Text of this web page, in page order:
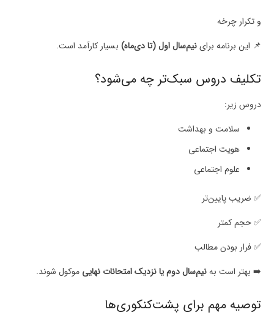
و تکرار چرخه
📌 این برنامه براینیم‌سال اول (تا دی‌ماه) بسیار کارآمد است.
تکلیف دروس سبک‌تر چه می‌شود؟
دروس زیر:
سلامت و بهداشت
هویت اجتماعی
علوم اجتماعی
✅ ضریب پایین‌تر
✅ حجم کمتر
✅ فرار بودن مطالب
➡️ بهتر است بهنیم‌سال دوم یا نزدیک امتحانات نهایی موکول شوند.
توصیه مهم برای پشت‌کنکوری‌ها